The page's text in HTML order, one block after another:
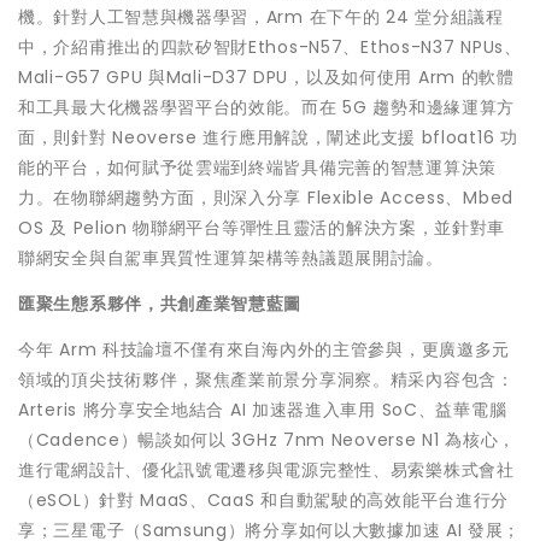
機。針對人工智慧與機器學習，Arm 在下午的 24 堂分組議程
中，介紹甫推出的四款矽智財Ethos-N57、Ethos-N37 NPUs、
Mali-G57 GPU 與Mali-D37 DPU，以及如何使用 Arm 的軟體
和工具最大化機器學習平台的效能。而在 5G 趨勢和邊緣運算方
面，則針對 Neoverse 進行應用解說，闡述此支援 bfloat16 功
能的平台，如何賦予從雲端到終端皆具備完善的智慧運算決策
力。在物聯網趨勢方面，則深入分享 Flexible Access、Mbed
OS 及 Pelion 物聯網平台等彈性且靈活的解決方案，並針對車
聯網安全與自駕車異質性運算架構等熱議題展開討論。
匯聚生態系夥伴，共創產業智慧藍圖
今年 Arm 科技論壇不僅有來自海內外的主管參與，更廣邀多元
領域的頂尖技術夥伴，聚焦產業前景分享洞察。精采內容包含：
Arteris 將分享安全地結合 AI 加速器進入車用 SoC、益華電腦
（Cadence）暢談如何以 3GHz 7nm Neoverse N1 為核心，
進行電網設計、優化訊號電遷移與電源完整性、易索樂株式會社
（eSOL）針對 MaaS、CaaS 和自動駕駛的高效能平台進行分
享；三星電子（Samsung）將分享如何以大數據加速 AI 發展；